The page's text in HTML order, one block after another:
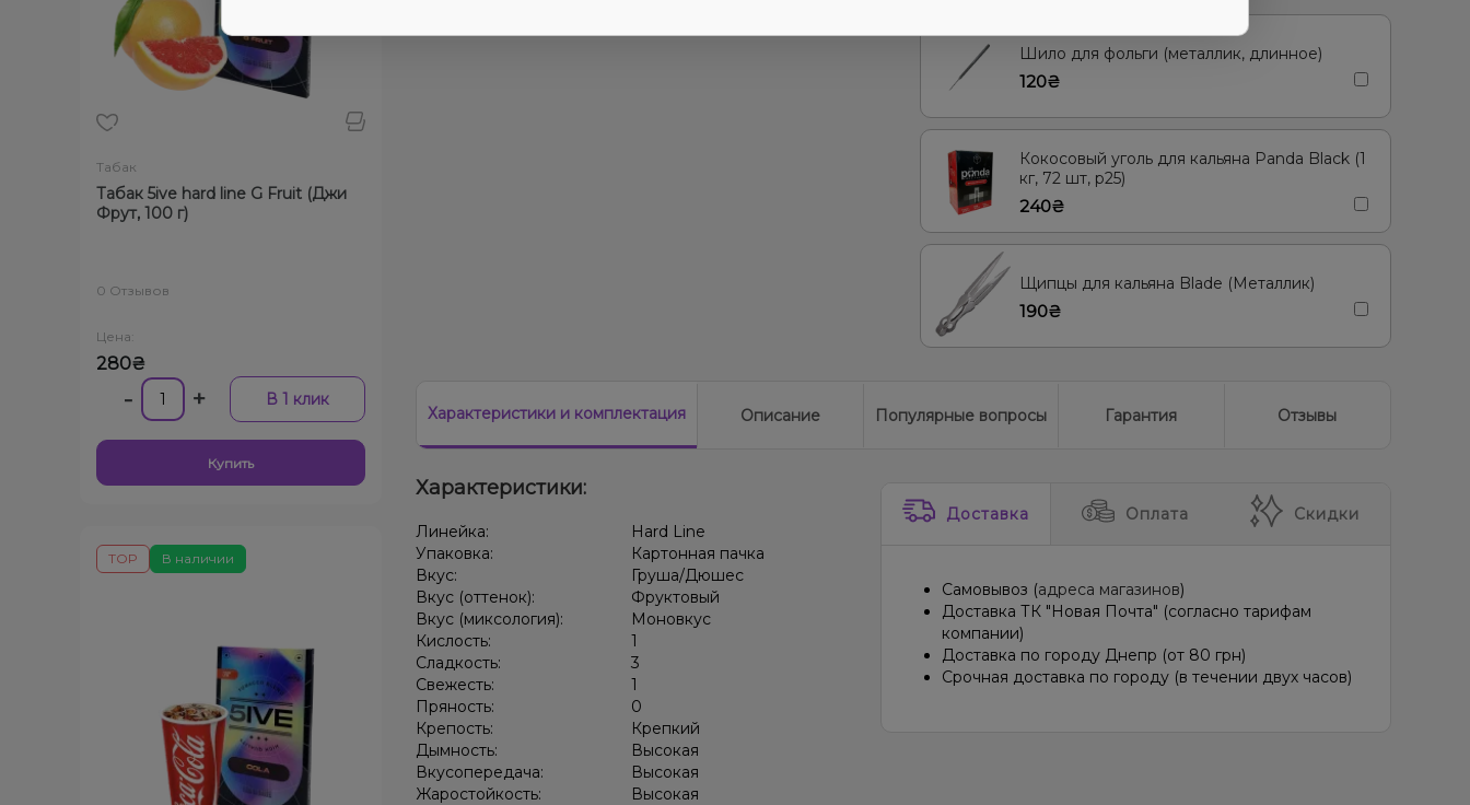
Табак
Табак 5ive hard line G Fruit (Джи
Фрут, 100 г)
0 Отзывов
Цена:
280₴
- + В 1 клик
Купить
В наличии
TOP
Шило для фольги (металлик, длинное)
120₴
Кокосовый уголь для кальяна Panda Black (1
кг, 72 шт, р25)
240₴
Щипцы для кальяна Blade (Металлик)
190₴
Характеристикии комплектация Описание Популярные вопросы Гарантия Отзывы
Характеристики:
Линейка:
Hard Line
Упаковка:
Картонная пачка
Вкус:
Груша/Дюшес
Вкус (оттенок):
Фруктовый
Вкус (миксология):
Моновкус
Кислость:
1
Сладкость:
3
Свежесть:
1
Пряность:
0
Крепость:
Крепкий
Дымность:
Высокая
Вкусопередача:
Высокая
Жаростойкость:
Высокая
Доставка Оплата Скидки
Самовывоз (адреса магазинов)
Доставка ТК "Новая Почта" (согласно тарифам
компании)
Доставка по городу Днепр (от 80 грн)
Срочная доставка по городу (в течении двух часов)